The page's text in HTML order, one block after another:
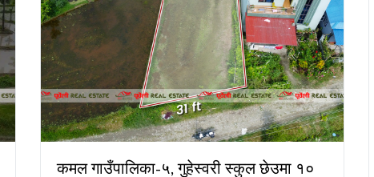
कमल गाउँपालिका-५, गुहेस्वरी स्कुल छेउमा १०